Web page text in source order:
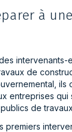
à
intervenants-
de
ils
entreprises qui
de
premiers